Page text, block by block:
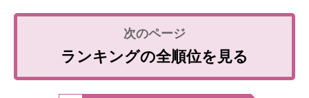
ランキングの全順位を見る